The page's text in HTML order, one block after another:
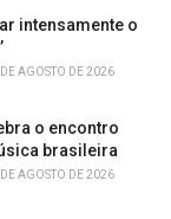
intensamente o
AGOSTO DE 2026
o encontro
brasileira
AGOSTO DE 2026